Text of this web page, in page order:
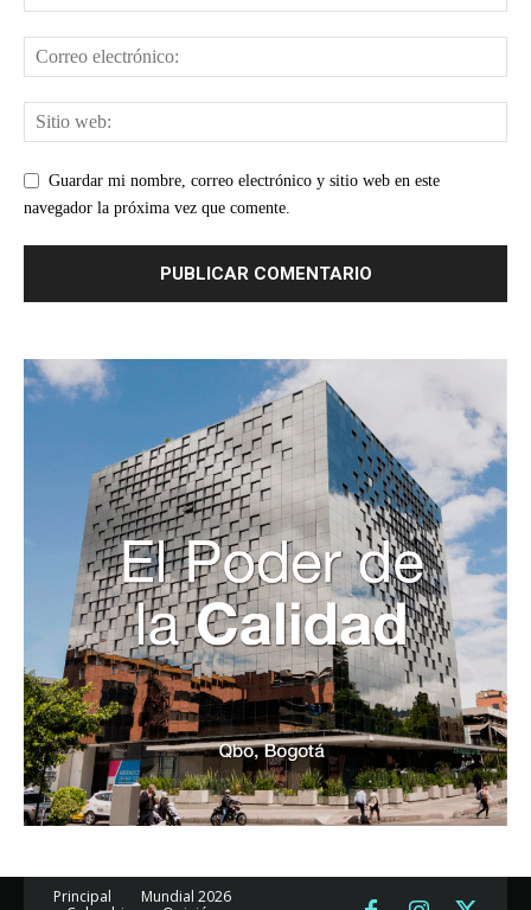
Guardar mi nombre, correo electrónico y sitio web en este
navegador la próxima vez que comente.
Principal
Mundial 2026